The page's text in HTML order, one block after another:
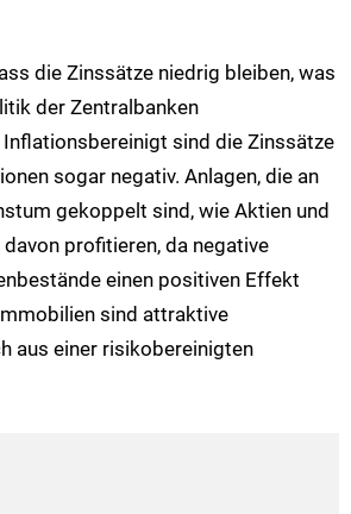
die Zinssätze niedrig bleiben, was
der Zentralbanken
sind die Zinssätze
sogar negativ. Anlagen, die an
gekoppelt sind, wie Aktien und
profitieren, da negative
einen positiven Effekt
sind attraktive
aus einer risikobereinigten